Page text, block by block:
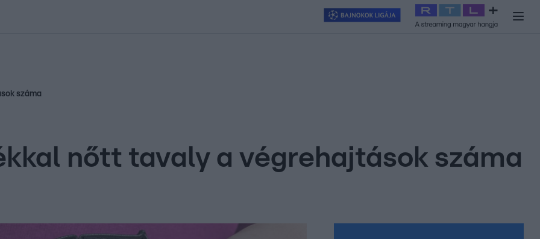
Exek csatája 2026 Celeb vagyok, ments ki innen
száma
nőtt tavaly a végrehajtások száma